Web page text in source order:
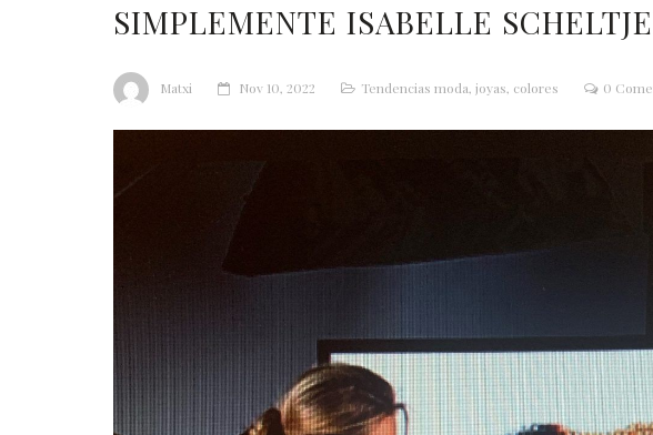
SIMPLEMENTE ISABELLE
Matxi Nov 10, 2022 Tendencias moda, joyas, colores 0